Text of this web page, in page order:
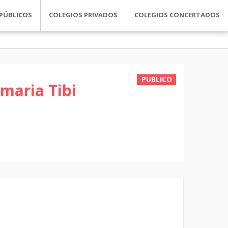
COLEGIOS PRIVADOS COLEGIOS CONCERTADOS
PUBLICO
Tibi